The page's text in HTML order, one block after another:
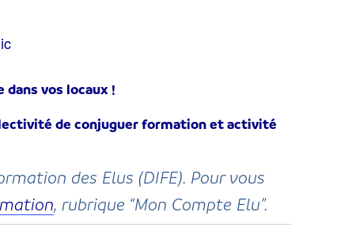
vos locaux !
de conjuguer formation et activité
des Elus (DIFE). Pour vous
, rubrique “Mon Compte Elu”.